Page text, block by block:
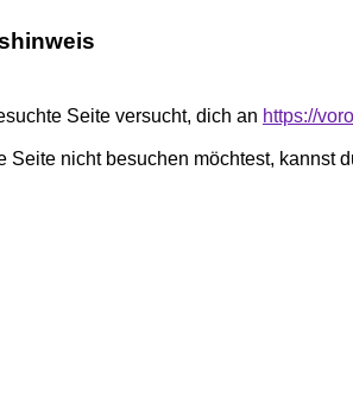
Seite versucht, dich an https://
Seite nicht besuchen möchtest, kannst